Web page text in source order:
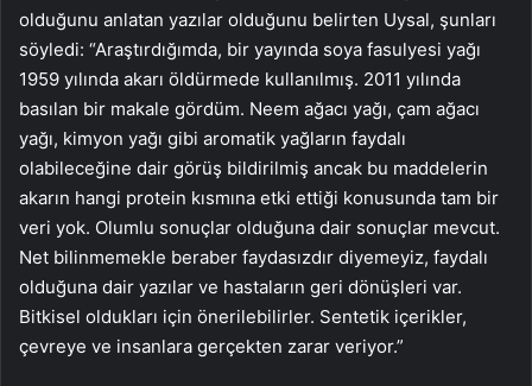
olduğunu anlatan yazılar olduğunu belirten Uysal, şunları
söyledi: “Araştırdığımda, bir yayında soya fasulyesi yağı
1959 yılında akarı öldürmede kullanılmış. 2011 yılında
basılan bir makale gördüm. Neem ağacı yağı, çam ağacı
yağı, kimyon yağı gibi aromatik yağların faydalı
olabileceğine dair görüş bildirilmiş ancak bu maddelerin
akarın hangi protein kısmına etki ettiği konusunda tam bir
veri yok. Olumlu sonuçlar olduğuna dair sonuçlar mevcut.
Net bilinmemekle beraber faydasızdır diyemeyiz, faydalı
olduğuna dair yazılar ve hastaların geri dönüşleri var.
Bitkisel oldukları için önerilebilirler. Sentetik içerikler,
çevreye ve insanlara gerçekten zarar veriyor.”